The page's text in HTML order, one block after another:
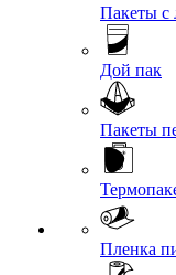
Пакеты с
Дой пак
Пакеты
Пленка